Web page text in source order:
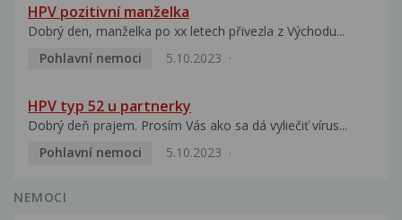
HPV pozitivní manželka
Dobrý den, manželka po xx letech přivezla z Východu...
Pohlavní nemoci
5.10.2023
HPV typ 52 u partnerky
Dobrý deň prajem. Prosím Vás ako sa dá vyliečiť vírus...
Pohlavní nemoci
5.10.2023
NEMOCI